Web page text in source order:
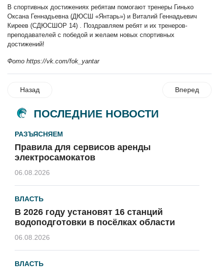
В спортивных достижениях ребятам помогают тренеры Гинько
Оксана Геннадьевна (ДЮСШ «Янтарь») и Виталий Геннадьевич
Киреев (СДЮСШОР 14) . Поздравляем ребят и их тренеров-
преподавателей с победой и желаем новых спортивных
достижений!
Фото https://vk.com/fok_yantar
Назад Вперед
ПОСЛЕДНИЕ НОВОСТИ
РАЗЪЯСНЯЕМ
Правила для сервисов аренды
электросамокатов
06.08.2026
ВЛАСТЬ
В 2026 году установят 16 станций
водоподготовки в посёлках области
06.08.2026
ВЛАСТЬ